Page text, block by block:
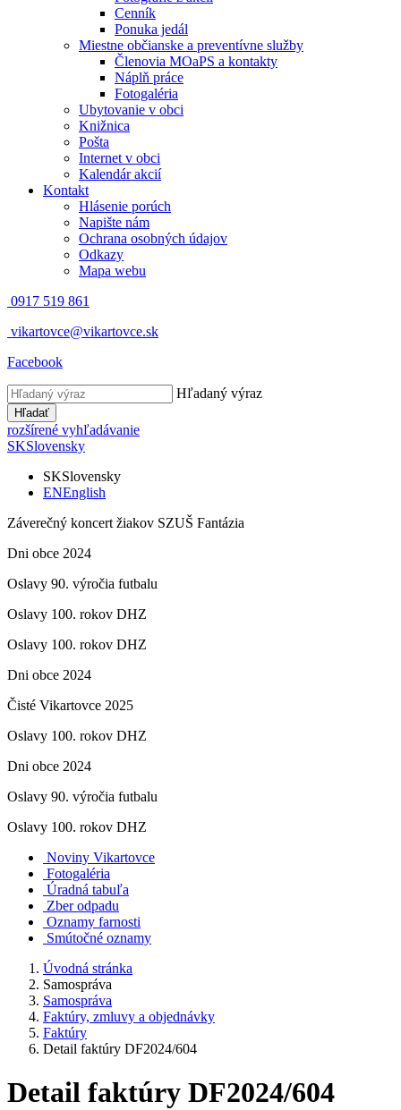
Cenník
Ponuka jedál
Miestne občianske a preventívne služby
Členovia MOaPS a kontakty
Náplň práce
Fotogaléria
Ubytovanie v obci
Knižnica
Pošta
Internet v obci
Kalendár akcií
Kontakt
Hlásenie porúch
Napište nám
Ochrana osobných údajov
Odkazy
Mapa webu
0917 519 861
vikartovce@vikartovce.sk
Facebook
Hľadaný výraz
Hľadať
rozšírené vyhľadávanie
SKSlovensky
SKSlovensky
ENEnglish
Záverečný koncert žiakov SZUŠ Fantázia
Dni obce 2024
Oslavy 90. výročia futbalu
Oslavy 100. rokov DHZ
Oslavy 100. rokov DHZ
Dni obce 2024
Čisté Vikartovce 2025
Oslavy 100. rokov DHZ
Dni obce 2024
Oslavy 90. výročia futbalu
Oslavy 100. rokov DHZ
Noviny Vikartovce
Fotogaléria
Úradná tabuľa
Zber odpadu
Oznamy farnosti
Smútočné oznamy
Úvodná stránka
Samospráva
Samospráva
Faktúry, zmluvy a objednávky
Faktúry
Detail faktúry DF2024/604
Detail faktúry DF2024/604